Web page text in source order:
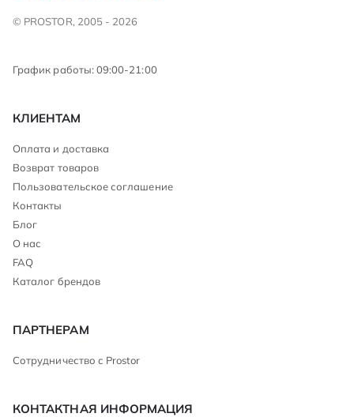
© PROSTOR, 2005 - 2026
График работы: 09:00-21:00
КЛИЕНТАМ
Оплата и доставка
Возврат товаров
Пользовательское соглашение
Контакты
Блог
О нас
FAQ
Каталог брендов
ПАРТНЕРАМ
Сотрудничество с Prostor
КОНТАКТНАЯ ИНФОРМАЦИЯ